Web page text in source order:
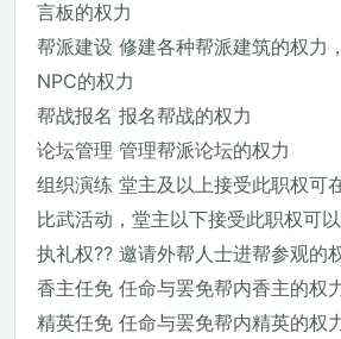
言板的权力
帮派建设 修建各种帮派建筑的权力
NPC的权力
帮战报名 报名帮战的权力
论坛管理 管理帮派论坛的权力
组织演练 堂主及以上接受此职权可
比武活动，堂主以下接受此职权可
执礼权?? 邀请外帮人士进帮参观的
香主任免 任命与罢免帮内香主的权
精英任免 任命与罢免帮内精英的权